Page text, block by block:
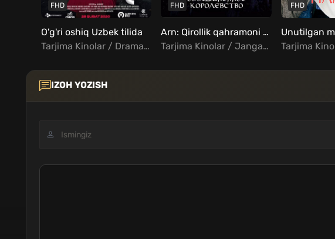
FHD
O'g'ri oshiq Uzbek tilida
Tarjima Kinolar / Drama / Komediya / Melodrama / Turk Kinolar Uzbek Tilida
FHD
Arn: Qirollik qahramoni / Arn: Birlashgan qirollik Uzbek Tilida
Tarjima Kinolar / Jangari / Harbiy / Drama / Melodrama / Xorij Kinolar Uzbek Tilida
FHD
IZOH YOZISH